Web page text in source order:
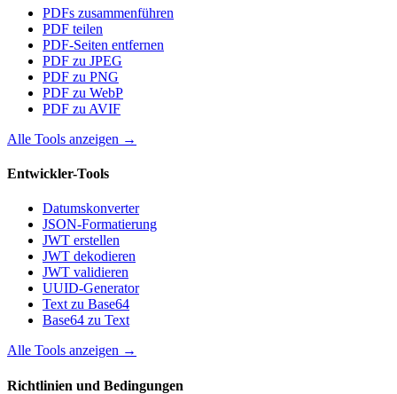
PDFs zusammenführen
PDF teilen
PDF-Seiten entfernen
PDF zu JPEG
PDF zu PNG
PDF zu WebP
PDF zu AVIF
Alle Tools anzeigen →
Entwickler-Tools
Datumskonverter
JSON-Formatierung
JWT erstellen
JWT dekodieren
JWT validieren
UUID-Generator
Text zu Base64
Base64 zu Text
Alle Tools anzeigen →
Richtlinien und Bedingungen